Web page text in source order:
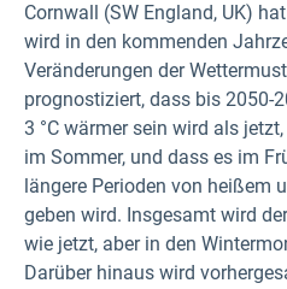
Cornwall (SW England, UK)
wird in den kommenden
Veränderungen der
prognostiziert, dass bis 2050-
3 °C wärmer sein wird als
im Sommer, und dass es im
längere Perioden von heißem
geben wird. Insgesamt wird
wie jetzt, aber in den
Darüber hinaus wird